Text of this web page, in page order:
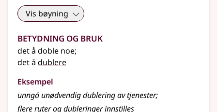
Vis bøyning
Betydning og bruk
det å doble noe;
det å dublere
Eksempel
unngå unødvendig dublering av tjenester;
flere ruter og dubleringer innstilles